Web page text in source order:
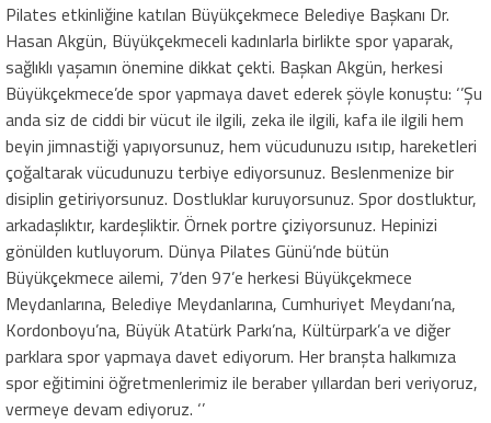
Pilates etkinliğine katılan Büyükçekmece Belediye Başkanı Dr.
Hasan Akgün, Büyükçekmeceli kadınlarla birlikte spor yaparak,
sağlıklı yaşamın önemine dikkat çekti. Başkan Akgün, herkesi
Büyükçekmece’de spor yapmaya davet ederek şöyle konuştu: ‘’Şu
anda siz de ciddi bir vücut ile ilgili, zeka ile ilgili, kafa ile ilgili hem
beyin jimnastiği yapıyorsunuz, hem vücudunuzu ısıtıp, hareketleri
çoğaltarak vücudunuzu terbiye ediyorsunuz. Beslenmenize bir
disiplin getiriyorsunuz. Dostluklar kuruyorsunuz. Spor dostluktur,
arkadaşlıktır, kardeşliktir. Örnek portre çiziyorsunuz. Hepinizi
gönülden kutluyorum. Dünya Pilates Günü’nde bütün
Büyükçekmece ailemi, 7’den 97’e herkesi Büyükçekmece
Meydanlarına, Belediye Meydanlarına, Cumhuriyet Meydanı’na,
Kordonboyu’na, Büyük Atatürk Parkı’na, Kültürpark’a ve diğer
parklara spor yapmaya davet ediyorum. Her branşta halkımıza
spor eğitimini öğretmenlerimiz ile beraber yıllardan beri veriyoruz,
vermeye devam ediyoruz. ‘’